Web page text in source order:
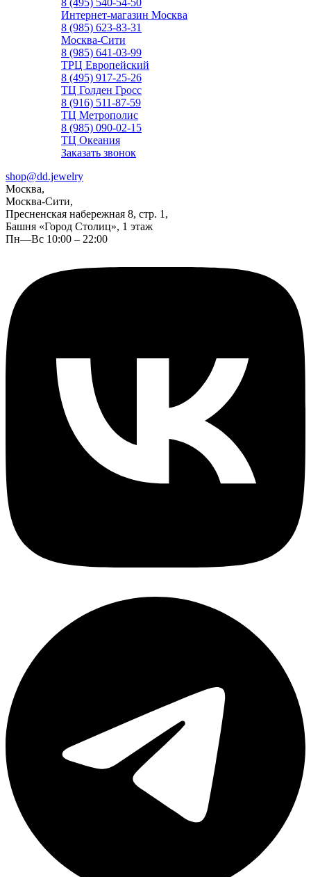
8 (495) 540-54-50
Интернет-магазин Москва
8 (985) 623-83-31
Москва-Сити
8 (985) 641-03-99
ТРЦ Европейский
8 (495) 917-25-26
ТЦ Голден Гросс
8 (916) 511-87-59
ТЦ Метрополис
8 (985) 090-02-15
ТЦ Океания
Заказать звонок
shop@dd.jewelry
Москва,
Москва-Сити,
Пресненская набережная 8, стр. 1,
Башня «Город Столиц», 1 этаж
Пн—Вс 10:00 – 22:00